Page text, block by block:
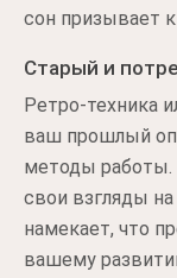
сон призывает
Старый и
Ретро-техника
ваш прошлый
методы работы.
свои взгляды
намекает, что
вашему